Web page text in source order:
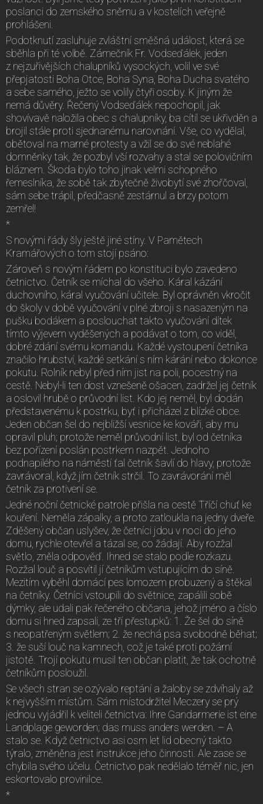
poslanci do zemského sněmu a v kostelích veřejně
prohlášeni.
Podotknutí zasluhuje zvláštní směšná událost, která se
sběhla při té volbě. Zámečník Fr. Vodseďálek, jeden
z nejzuřivějších chalupníků vysockých, volil ve své
přepjatosti Boha Otce, Boha Syna, Boha Ducha svatého
a sebe samého, ježto se volily čtyři osoby. K jiným že
nemá důvěry. Řečený Vodseďálek nepochopil, jak
shovívavě naložila obec s chalupníky, ba cítil se ukřivděn a
brojil stále proti sjednanému narovnání. Vše, co vydělal,
obětoval na marné protesty a vžil se do své neblahé
domněnky tak, že pozbyl vší rozvahy a stal se polovičním
bláznem. Škoda bylo toho jinak velmi schopného
řemeslníka, že sobě tak zbytečně živobytí své zhořčoval,
sám sebe trápil, předčasně zestárnul a brzy potom
zemřel!
*
S novými řády šly ještě jiné stíny. V Pamětech
Kramářových o tom stojí psáno:
Zároveň s novým řádem po konstituci bylo zavedeno
četnictvo. Četník se míchal do všeho. Káral kázání
duchovního, káral vyučování učitele. Byl oprávněn vkročit
do školy v době vyučování v plné zbroji s nasazeným na
pušku bodákem a poslouchat takto vyučování dítek
tímto výjevem vyděšených a podávat o tom, co viděl,
dobré zdání svému komandu. Každé vystoupení četníka
značilo hrubství, každé setkání s ním kárání nebo dokonce
pokutu. Rolník nebyl před ním jist na poli, pocestný na
cestě. Nebyl-li ten dost vznešeně ošacen, zadržel jej četník
a oslovil hrubě o průvodní list. Kdo jej neměl, byl dodán
představenému k postrku, byť i přicházel z blízké obce.
Jeden občan šel do nejbližší vesnice ke kováři, aby mu
opravil pluh; protože neměl průvodní list, byl od četníka
bez pořízení poslán postrkem nazpět. Jednoho
podnapilého na náměstí ťal četník šavlí do hlavy, protože
zavrávoral, když jím četník strčil. To zavrávorání měl
četník za protivení se.
Jedné noční četnické patrole přišla na cestě Tříčí chuť ke
kouření. Neměla zápalky, a proto zatloukla na jedny dveře.
Zděšený občan uslyšev, že četníci jdou v noci do jeho
domu, rychle otevřel a tázal se, co žádají. Aby rozžal
světlo, zněla odpověď. Ihned se stalo podle rozkazu.
Rozžal louč a posvítil jí četníkům vstupujícím do síně.
Mezitím vyběhl domácí pes lomozem probuzený a štěkal
na četníky. Četníci vstoupili do světnice, zapálili sobě
dýmky, ale udali pak řečeného občana, jehož jméno a číslo
domu si hned zapsali, ze tří přestupků: 1. Že šel do síně
s neopatřeným světlem; 2. že nechá psa svobodně běhat;
3. že suší louč na kamnech, což je také proti požární
jistotě. Trojí pokutu musil ten občan platit, že tak ochotně
četníkům posloužil.
Se všech stran se ozývalo reptání a žaloby se zdvíhaly až
k nejvyšším místům. Sám místodržitel Meczery se prý
jednou vyjádřil k veliteli četnictva: Ihre Gandarmerie ist eine
Landplage geworden; das muss anders werden. – A
stalo se. Když četnictvo asi osm let lid obecný takto
týralo, změněna jest instrukce jeho činnosti. Ale zase se
chybila svého účelu. Četnictvo pak nedělalo téměř nic, jen
eskortovalo provinilce.
*